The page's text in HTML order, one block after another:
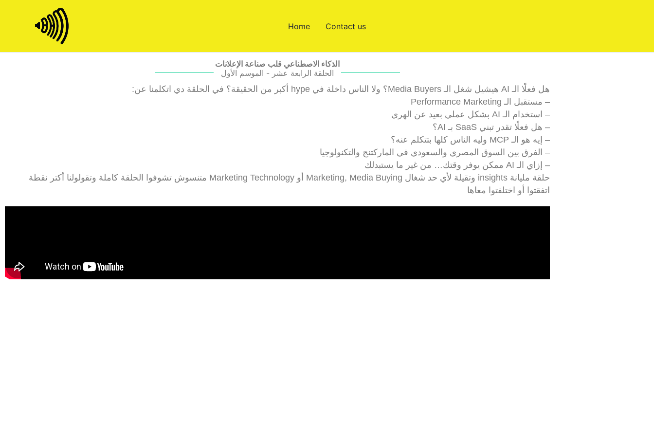
Home Contact us
الذكاء الاصطناعي قلب صناعة الإعلانات
الحلقة الرابعة عشر - الموسم الأول
هل فعلًا الـ AI هيشيل شغل الـ Media Buyers؟ ولا الناس داخلة في hype أكبر من الحقيقة؟ في الحلقة دي اتكلمنا عن:
– مستقبل الـ Performance Marketing
– استخدام الـ AI بشكل عملي بعيد عن الهري
– هل فعلًا تقدر تبني SaaS بـ AI؟
– إيه هو الـ MCP وليه الناس كلها بتتكلم عنه؟
– الفرق بين السوق المصري والسعودي في الماركتنج والتكنولوجيا
– إزاي الـ AI ممكن يوفر وقتك… من غير ما يستبدلك
حلقة مليانة insights وتقيلة لأي حد شغال Marketing, Media Buying أو Marketing Technology متنسوش تشوفوا الحلقة كاملة وتقولولنا أكتر نقطة
اتفقتوا أو اختلفتوا معاها